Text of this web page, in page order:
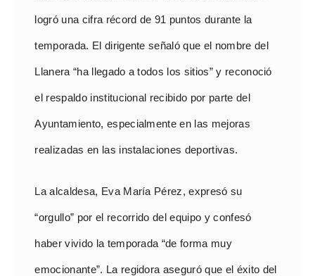
logró una cifra récord de 91 puntos durante la
temporada. El dirigente señaló que el nombre del
Llanera “ha llegado a todos los sitios” y reconoció
el respaldo institucional recibido por parte del
Ayuntamiento, especialmente en las mejoras
realizadas en las instalaciones deportivas.
La alcaldesa, Eva María Pérez, expresó su
“orgullo” por el recorrido del equipo y confesó
haber vivido la temporada “de forma muy
emocionante”. La regidora aseguró que el éxito del